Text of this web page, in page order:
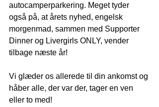
autocamperparkering. Meget tyder
også på, at årets nyhed, engelsk
morgenmad, sammen med Supporter
Dinner og Livergirls ONLY, vender
tilbage næste år!
Vi glæder os allerede til din ankomst og
håber alle, der var der, tager en ven
eller to med!